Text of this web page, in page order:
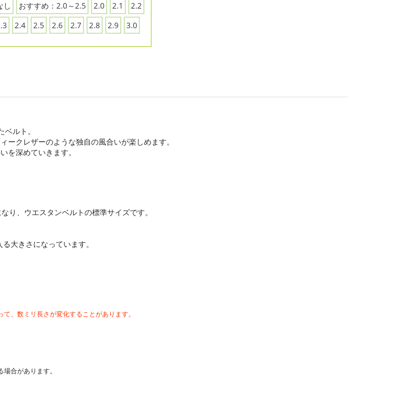
し
おすすめ：2.0～2.5 2.0 2.1
2.2
2.4 2.5 2.6 2.7 2.8 2.9 3.0
ルト。
クレザーのような独自の風合いが楽しめます。
を深めていきます。
、ウエスタンベルトの標準サイズです。
大きさになっています。
、数ミリ長さが変化することがあります。
合があります。